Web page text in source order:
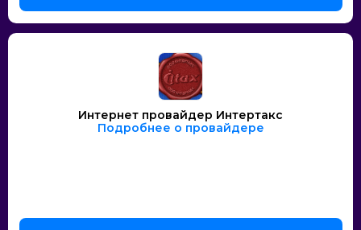
Интернет провайдер Интертакс
Подробнее о провайдере